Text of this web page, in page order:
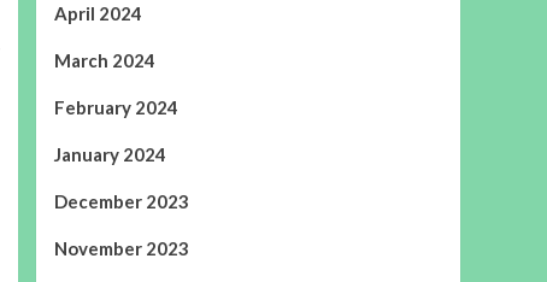
April 2024
March 2024
February 2024
January 2024
December 2023
November 2023